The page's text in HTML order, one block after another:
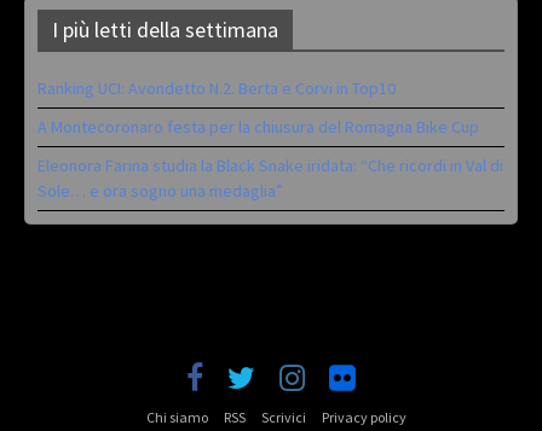
I più letti della settimana
Ranking UCI: Avondetto N.2. Berta e Corvi in Top10
A Montecoronaro festa per la chiusura del Romagna Bike Cup
Eleonora Farina studia la Black Snake iridata: “Che ricordi in Val di
Sole… e ora sogno una medaglia”
Chi siamo RSS Scrivici Privacy policy